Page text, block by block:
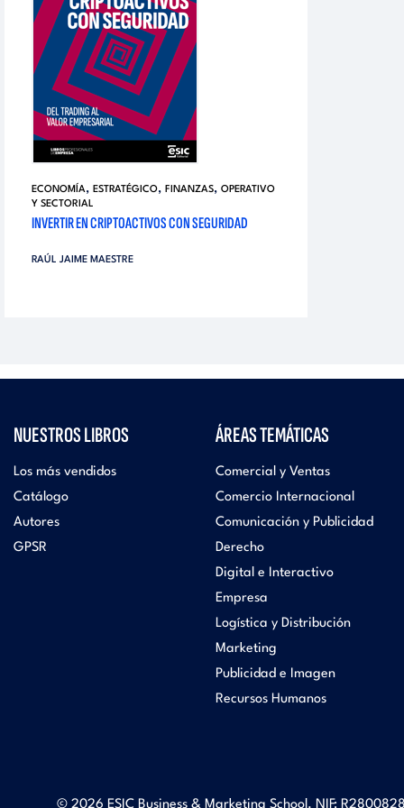
ECONOMÍA, ESTRATÉGICO, FINANZAS, OPERATIVO
Y SECTORIAL
INVERTIR EN CRIPTOACTIVOS CON SEGURIDAD
RAÚL JAIME MAESTRE
NUESTROS LIBROS
Los más vendidos
Catálogo
Autores
GPSR
ÁREAS TEMÁTICAS
Comercial y Ventas
Comercio Internacional
Comunicación y Publicidad
Derecho
Digital e Interactivo
Empresa
Logística y Distribución
Marketing
Publicidad e Imagen
Recursos Humanos
© 2026 ESIC Business & Marketing School. NIF: